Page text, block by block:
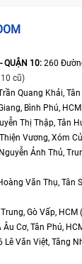
QUẬN 10: 260
cũ)
Quang Khải,
Bình Phú,
Thị Thập, Tân
Vương, Xóm
Ảnh Thủ,
Văn Thụ, Tân
Gò Vấp, HCM
Âu Cơ, Tân Phú,
Lê Văn Việt, Tăng